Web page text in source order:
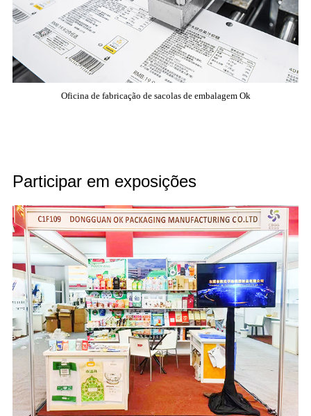
Oficina de fabricação de sacolas de embalagem Ok
Participar em exposições